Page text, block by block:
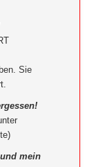
Sie
mein